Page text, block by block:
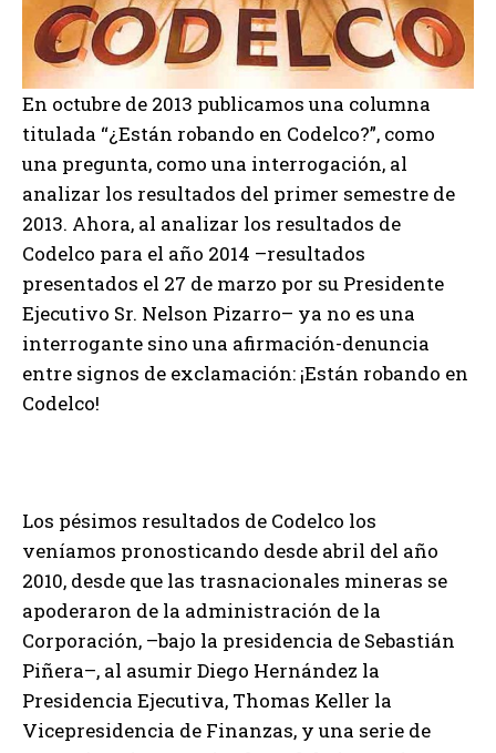
En octubre de 2013 publicamos una columna
titulada “¿Están robando en Codelco?”, como
una pregunta, como una interrogación, al
analizar los resultados del primer semestre de
2013. Ahora, al analizar los resultados de
Codelco para el año 2014 –resultados
presentados el 27 de marzo por su Presidente
Ejecutivo Sr. Nelson Pizarro– ya no es una
interrogante sino una afirmación-denuncia
entre signos de exclamación: ¡Están robando en
Codelco!
Los pésimos resultados de Codelco los
veníamos pronosticando desde abril del año
2010, desde que las trasnacionales mineras se
apoderaron de la administración de la
Corporación, –bajo la presidencia de Sebastián
Piñera–, al asumir Diego Hernández la
Presidencia Ejecutiva, Thomas Keller la
Vicepresidencia de Finanzas, y una serie de